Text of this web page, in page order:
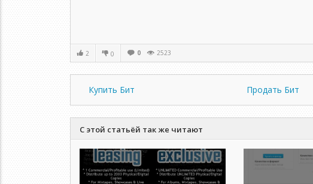
2 0 0 2523
Купить Бит Продать Бит
С этой статьёй так же читают